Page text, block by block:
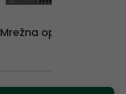
Mrežna oprema